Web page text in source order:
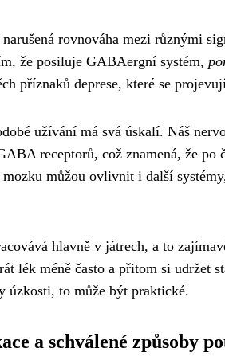
rovnováha mezi různými
že posiluje GABAergní systém,
příznaků deprese, které se
užívání má svá úskalí. Náš
receptorů, což znamená, že po
můžou ovlivnit i další
hlavně v játrech, a to
lék méně často a přitom si udržet
úzkosti, to může být praktické.
a schválené způsoby